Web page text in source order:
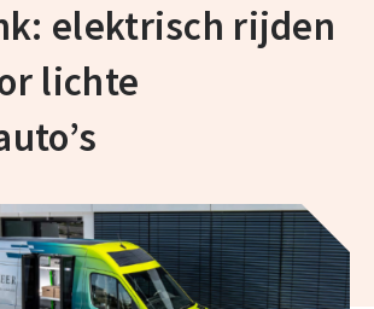
elektrisch rijden
lichte